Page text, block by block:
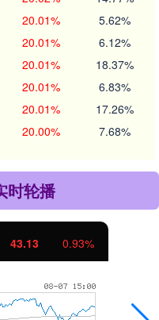
20.01% 5.62%
20.01% 6.12%
20.01% 18.37%
20.01% 6.83%
20.01% 17.26%
20.00% 7.68%
时轮播
43.13 0.93%